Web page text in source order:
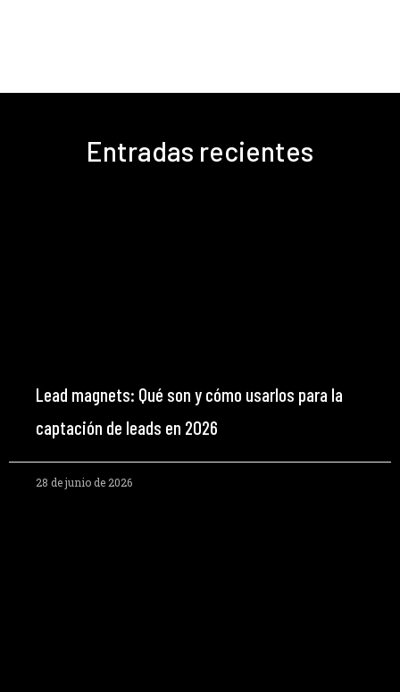
Entradas recientes
Lead magnets: Qué son y cómo usarlos para la
captación de leads en 2026
28 de junio de 2026